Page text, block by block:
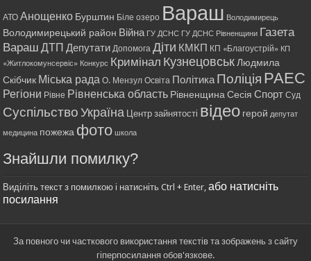
АТО Анощенко Бурштин Біле озеро Вараш Володимирець
Володимирецький район Війна ГУ ДСНС ГУ ДСНС Рівненщини Газета
Вараш ДТП Депутати Допомога Діти КМКП КП «Благоустрій» КП
«Житлокомунсервіс» Конкурс Кримінал Кузнецовськ Людмила
Скібчик Міська рада О. Мензул Освіта ПолітикаПоліція РАЕС
Регіони Рівне Рівненська область Рівненщина Сесія Спорт Суд
Суспільство Україна Центр зайнятості відео герой депутат
медицина пожежа фото школа
Знайшли помилку?
Виділіть текст з помилкою і натисніть Ctrl + Enter,або натисніть
посилання
За повного чи часткового використання текстів та зображень з сайту
гіперпосилання обов'язкове.